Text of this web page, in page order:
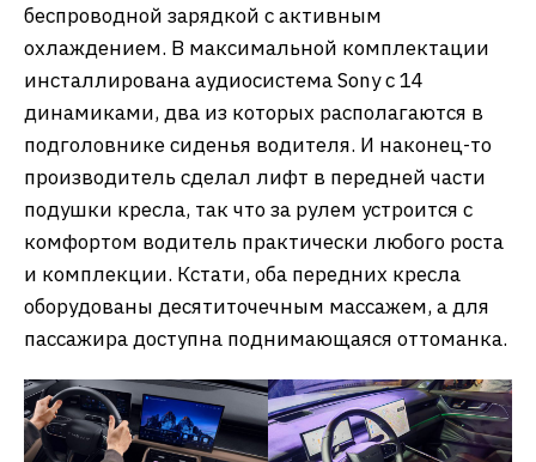
беспроводной зарядкой с активным
охлаждением. В максимальной комплектации
инсталлирована аудиосистема Sony с 14
динамиками, два из которых располагаются в
подголовнике сиденья водителя. И наконец-то
производитель сделал лифт в передней части
подушки кресла, так что за рулем устроится с
комфортом водитель практически любого роста
и комплекции. Кстати, оба передних кресла
оборудованы десятиточечным массажем, а для
пассажира доступна поднимающаяся оттоманка.